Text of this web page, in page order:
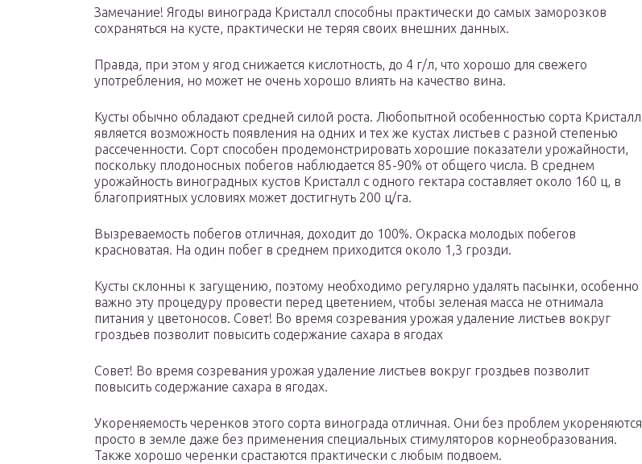
Замечание! Ягоды винограда Кристалл способны практически до самых заморозков
сохраняться на кусте, практически не теряя своих внешних данных.
Правда, при этом у ягод снижается кислотность, до 4 г/л, что хорошо для свежего
употребления, но может не очень хорошо влиять на качество вина.
Кусты обычно обладают средней силой роста. Любопытной особенностью сорта Кристалл
является возможность появления на одних и тех же кустах листьев с разной степенью
рассеченности. Сорт способен продемонстрировать хорошие показатели урожайности,
поскольку плодоносных побегов наблюдается 85-90% от общего числа. В среднем
урожайность виноградных кустов Кристалл с одного гектара составляет около 160 ц, в
благоприятных условиях может достигнуть 200 ц/га.
Вызреваемость побегов отличная, доходит до 100%. Окраска молодых побегов
красноватая. На один побег в среднем приходится около 1,3 грозди.
Кусты склонны к загущению, поэтому необходимо регулярно удалять пасынки, особенно
важно эту процедуру провести перед цветением, чтобы зеленая масса не отнимала
питания у цветоносов. Совет! Во время созревания урожая удаление листьев вокруг
гроздьев позволит повысить содержание сахара в ягодах
Совет! Во время созревания урожая удаление листьев вокруг гроздьев позволит
повысить содержание сахара в ягодах.
Укореняемость черенков этого сорта винограда отличная. Они без проблем укореняются
просто в земле даже без применения специальных стимуляторов корнеобразования.
Также хорошо черенки срастаются практически с любым подвоем.